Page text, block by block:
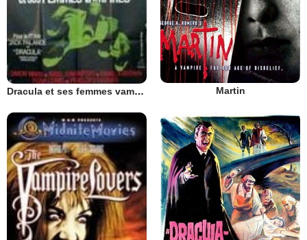
Dracula et ses femmes vampires Martin